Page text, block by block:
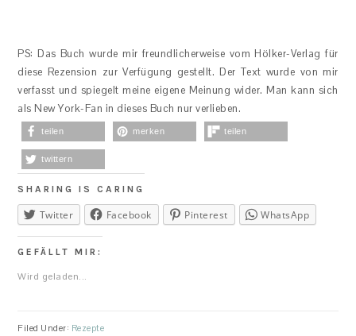
PS: Das Buch wurde mir freundlicherweise vom Hölker-Verlag für
diese Rezension zur Verfügung gestellt. Der Text wurde von mir
verfasst und spiegelt meine eigene Meinung wider. Man kann sich
als New York-Fan in dieses Buch nur verlieben.
teilen merken teilen
twittern
SHARING IS CARING
Twitter Facebook Pinterest WhatsApp
GEFÄLLT MIR:
Wird geladen...
Filed Under: Rezepte